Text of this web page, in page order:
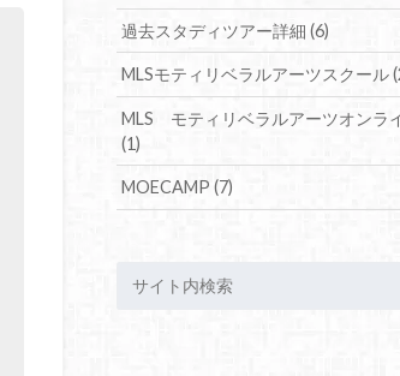
過去スタディツアー詳細(6)
MLSモティリベラルアーツスクール
MLS モティリベラルアーツオンラ
(1)
MOECAMP(7)